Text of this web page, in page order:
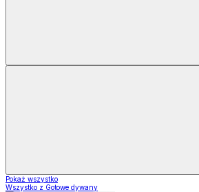
Pokaż wszystko
Wszystko z Gotowe dywany